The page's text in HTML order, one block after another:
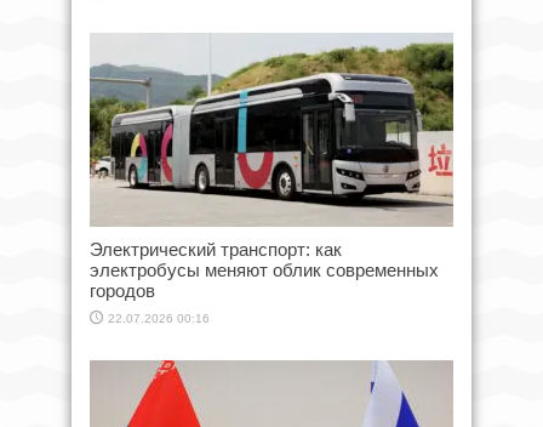
Электрический транспорт: как
электробусы меняют облик современных
городов
22.07.2026 00:16